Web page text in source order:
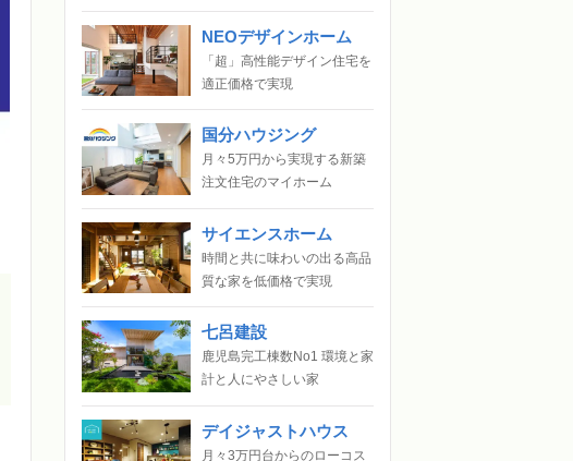
NEOデザインホーム
「超」高性能デザイン住宅を
適正価格で実現
国分ハウジング
月々5万円から実現する新築
注文住宅のマイホーム
サイエンスホーム
時間と共に味わいの出る高品
質な家を低価格で実現
七呂建設
鹿児島完工棟数No1 環境と家
計と人にやさしい家
デイジャストハウス
月々3万円台からのローコス